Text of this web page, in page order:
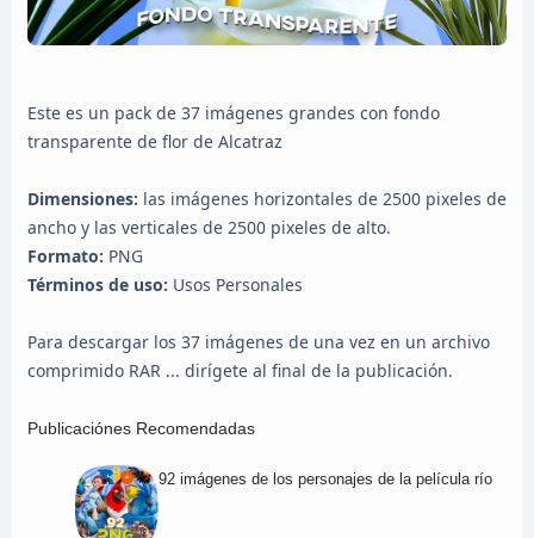
Este es un pack de 37 imágenes grandes con fondo
transparente de flor de Alcatraz
Dimensiones: las imágenes horizontales de 2500 pixeles de
ancho y las verticales de 2500 pixeles de alto.
Formato: PNG
Términos de uso: Usos Personales
Para descargar los 37 imágenes de una vez en un archivo
comprimido RAR ... dirígete al final de la publicación.
Publicaciónes Recomendadas
92 imágenes de los personajes de la película río